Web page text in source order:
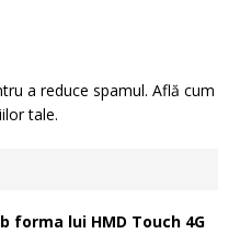
a reduce spamul. Află cum
tale.
forma lui HMD Touch 4G